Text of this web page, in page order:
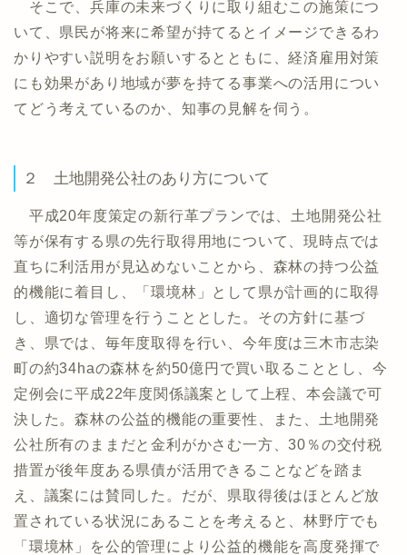
そこで、兵庫の未来づくりに取り組むこの施策につ
いて、県民が将来に希望が持てるとイメージできるわ
かりやすい説明をお願いするとともに、経済雇用対策
にも効果があり地域が夢を持てる事業への活用につい
てどう考えているのか、知事の見解を伺う。
２ 土地開発公社のあり方について
平成20年度策定の新行革プランでは、土地開発公社
等が保有する県の先行取得用地について、現時点では
直ちに利活用が見込めないことから、森林の持つ公益
的機能に着目し、「環境林」として県が計画的に取得
し、適切な管理を行うこととした。その方針に基づ
き、県では、毎年度取得を行い、今年度は三木市志染
町の約34haの森林を約50億円で買い取ることとし、今
定例会に平成22年度関係議案として上程、本会議で可
決した。森林の公益的機能の重要性、また、土地開発
公社所有のままだと金利がかさむ一方、30％の交付税
措置が後年度ある県債が活用できることなどを踏ま
え、議案には賛同した。だが、県取得後はほとんど放
置されている状況にあることを考えると、林野庁でも
「環境林」を公的管理により公益的機能を高度発揮で